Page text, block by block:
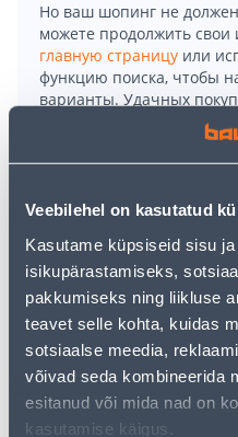
Veebilehel on kasutatud
Kasutame küpsiseid sisu
isikupärastamiseks,
pakkumiseks ning liikluse
teavet selle kohta, kuidas
sotsiaalse meedia,
võivad seda kombineerida
esitanud või mida nad on
kasutamise käigus.
Но ваш шопинг не
можете продолжить свои
главную страницу или
функцию поиска, чтобы
варианты. Удачных
•
tolmupühkimislappi.
• Tolmulapp kogub
karvad nagu magnet.
• Pääseb ka raskesti
ning mööbli alla.
• Toode on varustatud
kompaktsemaks
• 14-päevane